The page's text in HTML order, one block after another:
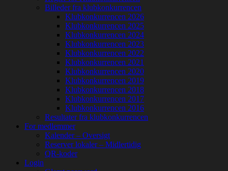
Billeder fra klubkonkurrencen
Klubkonkurrencen 2026
Klubkonkurrencen 2025
Klubkonkurrencen 2024
Klubkonkurrencen 2023
Klubkonkurrencen 2022
Klubkonkurrencen 2021
Klubkonkurrencen 2020
Klubkonkurrencen 2019
Klubkonkurrencen 2018
Klubkonkurrencen 2017
Klubkonkurrencen 2016
Resultater fra klubkonkurrencen
For medlemmer
Kalender – Oversigt
Reserver lokaler – Midlertidig
QR-koder
Login